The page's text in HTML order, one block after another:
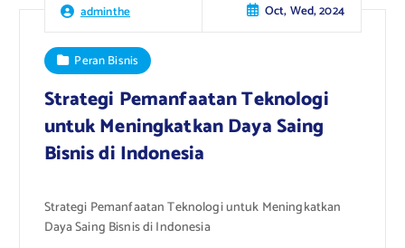
adminthe Oct, Wed, 2024
Peran Bisnis
Strategi Pemanfaatan Teknologi
untuk Meningkatkan Daya Saing
Bisnis di Indonesia
Strategi Pemanfaatan Teknologi untuk Meningkatkan
Daya Saing Bisnis di Indonesia